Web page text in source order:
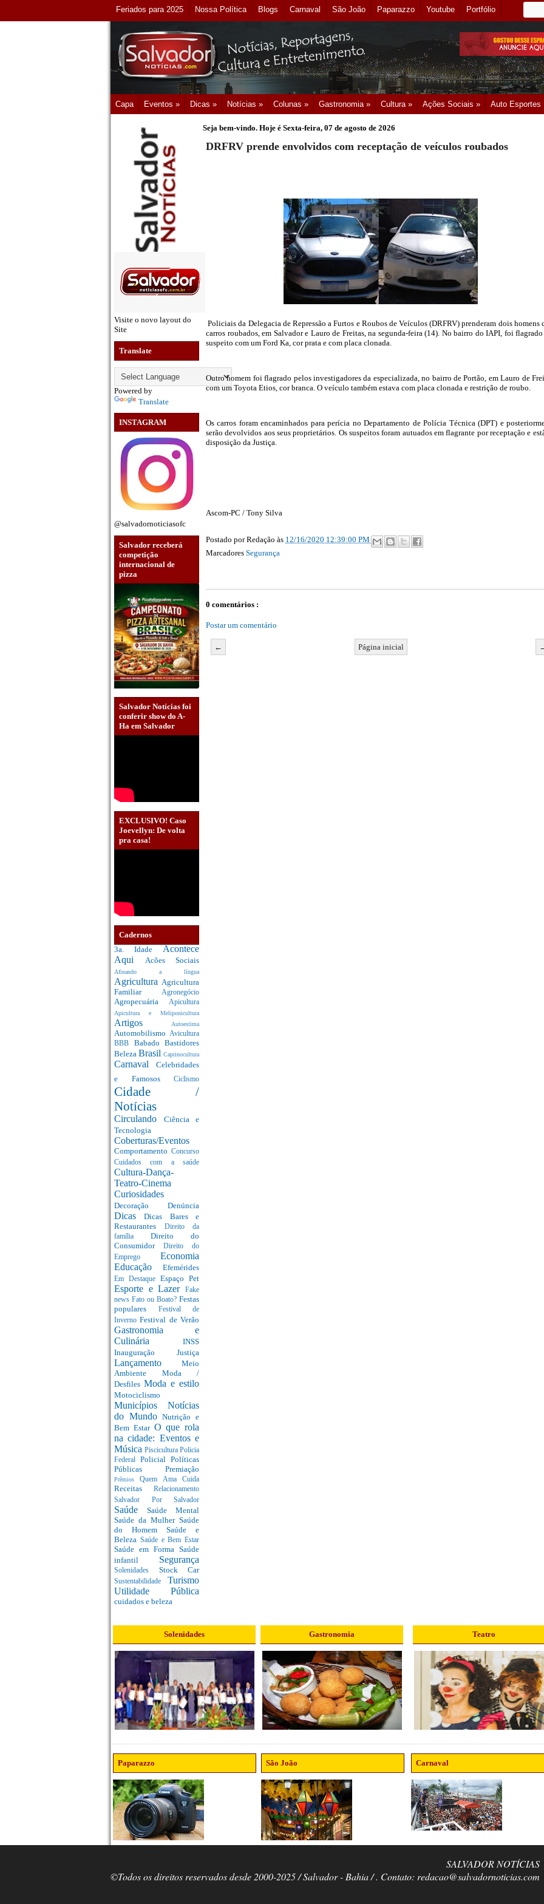
Feriados para 2025 Nossa Política Blogs Carnaval São João Paparazzo Youtube Portfólio
Capa Eventos » Dicas » Notícias » Colunas » Gastronomia » Cultura » Ações Sociais » Auto Esportes
Visite o novo layout do
Site
Translate
Powered by
Translate
INSTAGRAM
@salvadornoticiasofc
Salvador receberá
competição
internacional de
pizza
Salvador Notícias foi
conferir show do A-
Ha em Salvador
EXCLUSIVO! Caso
Joevellyn: De volta
pra casa!
Cadernos
3a. Idade Acontece
Aqui Acões Sociais
Afinando a língua
Agricultura Agricultura
Familiar Agronegócio
Agropecuária Apicultura
Apicultura e Meliponicultura
Artigos Autoestima
Automobilismo Avicultura
BBB Babado Bastidores
Beleza Brasil Caprinocultura
Carnaval Celebridades
e Famosos Ciclismo
Cidade /
Notícias
Circulando Ciência e
Tecnologia
Coberturas/Eventos
Comportamento Concurso
Cuidados com a saúde
Cultura-Dança-
Teatro-Cinema
Curiosidades
Decoração Denúncia
DicasDicas Bares e
Restaurantes
Direito da
família Direito do
Consumidor Direito do
Emprego Economia
Educação Efemérides
Em Destaque Espaço Pet
Esporte e Lazer
Fake
news Fato ou Boato? Festas
populares
Festival de
InvernoFestival de Verão
Gastronomia e
Culinária INSS
Inauguração Justiça
Lançamento Meio
Ambiente Moda /
Desfiles Moda e estilo
Motociclismo
Municípios Notícias
do MundoNutrição e
Bem Estar O que rola
na cidade: Eventos e
Música Piscicultura Policia
Federal Policial Políticas
Públicas Premiação
PrêmiosQuem Ama Cuida
Receitas Relacionamento
Salvador Por Salvador
Saúde Saúde Mental
Saúde da Mulher Saúde
do Homem Saúde e
Beleza Saúde e Bem Estar
Saúde em Forma Saúde
infantil Segurança
Solenidades Stock Car
Sustentabilidade Turismo
Utilidade Pública
cuidados e beleza
Seja bem-vindo. Hoje é Sexta-feira, 07 de agosto de 2026
DRFRV prende envolvidos com receptação de veículos roubados
Policiais da Delegacia de Repressão a Furtos e Roubos de Veículos (DRFRV) prenderam dois homens
carros roubados, em Salvador e Lauro de Freitas, na segunda-feira (14). No bairro do IAPI, foi
suspeito com um Ford Ka, cor prata e com placa clonada.
Outro homem foi flagrado pelos investigadores da especializada, no bairro de Portão, em Lauro de
com um Toyota Etios, cor branca. O veículo também estava com placa clonada e restrição de roubo.
Os carros foram encaminhados para perícia no Departamento de Polícia Técnica (DPT) e
serão devolvidos aos seus proprietários. Os suspeitos foram autuados em flagrante por receptação e
disposição da Justiça.
Ascom-PC / Tony Silva
Postado porRedação às 12/16/2020 12:39:00 PM
Marcadores Segurança
0 comentários :
Postar um comentário
← Página inicial
Solenidades Gastronomia Teatro
Paparazzo São João Carnaval
SALVADOR NOTÍCIAS
©Todos os direitos reservados desde 2000-2025 / Salvador - Bahia / . Contato: redacao@salvadornoticias.com